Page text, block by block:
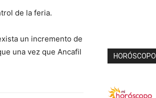
de la feria.
un incremento de
una vez que Ancafil
HORÓSCOPO